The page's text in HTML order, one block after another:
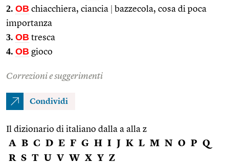
2. OB chiacchiera, ciancia
bazzecola, cosa di poca
importanza
3. OB tresca
4. OB gioco
Correzioni e suggerimenti
Condividi
Il dizionario di italiano dalla a alla z
A B C D E F G H I J K L M N O P Q
R S T U V W X Y Z